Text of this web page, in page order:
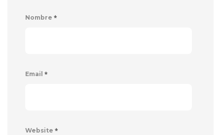
Nombre *
Email *
Website *